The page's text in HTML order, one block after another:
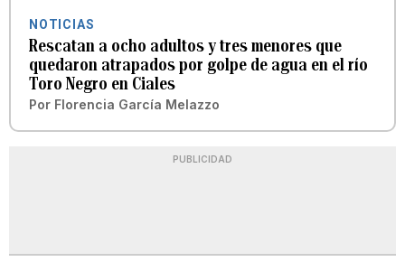
NOTICIAS
Rescatan a ocho adultos y tres menores que
quedaron atrapados por golpe de agua en el río
Toro Negro en Ciales
Por Florencia García Melazzo
PUBLICIDAD